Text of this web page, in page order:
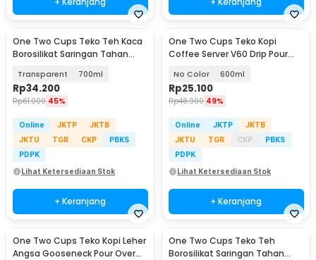
One Two Cups Teko Teh Kaca
Borosilikat Saringan Tahan
Transparent 700ml
Rp34.200
Rp61.900 45%
Online JKTP
JKTB
JKTU
TGR CKP
PBKS
PDPK
Lihat Ketersediaan Stok
+ Keranjang
One Two Cups Teko Kopi
Coffee Server V60 Drip Pour
No Color 600ml
Rp25.100
Rp48.900 49%
Online JKTP
JKTB
JKTU
TGR CKP
PBKS
PDPK
Lihat Ketersediaan Stok
+ Keranjang
One Two Cups Teko Kopi Leher
Angsa Gooseneck Pour Over
One Two Cups Teko Teh
Borosilikat Saringan Tahan